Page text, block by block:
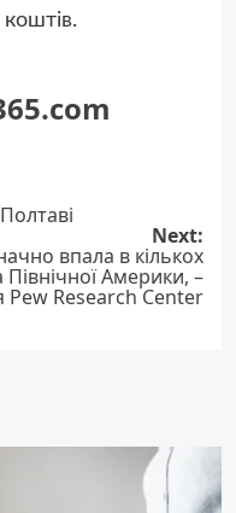
Next:
впала в кількох
Америки, –
Pew Research Center